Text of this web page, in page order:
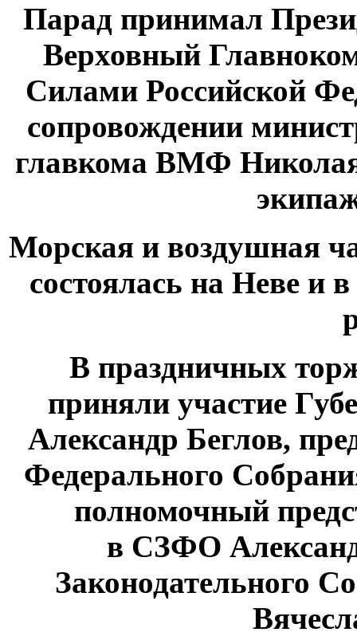
Парад принимал
Верховный
Силами Российской
сопровождении
главкома ВМФ
Морская и воздушная
состоялась на Неве и
В праздничных
приняли участие
Александр Беглов,
Федерального
полномочный
в СЗФО
Законодательного